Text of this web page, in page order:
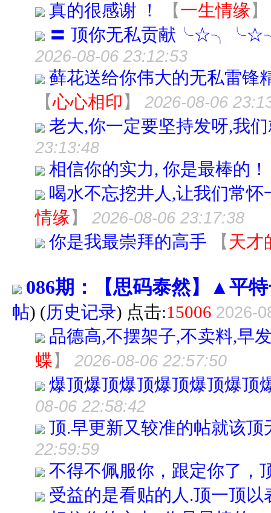
真的很感谢 ！
【一生情缘】
〓 顶你无私贡献
2026-08-06 23:12:53
藓花送给你伟大的无私雷锋
【心心相印 】 2026-08-06
老大,你一定要坚持发呀,我
23:13:48
相信你的实力, 你是最棒的
喝水不忘挖井人,让我们常
情缘】 2026-08-06 23:17:38
你是我最崇拜的高手 【 天才
086期：【思码泰然】▲平
帖) (历史记录) 点击:15006 2026-
品德高,不摆架子,不卖料,早
蝶】 2026-08-06 22:57:50
爆顶爆顶爆顶爆顶爆顶爆顶
08-06 22:58:42
顶.早更新又较准的帖就该顶
22:59:59
不得不佩服你，跟定你了，
受益的是看贴的人.顶一顶